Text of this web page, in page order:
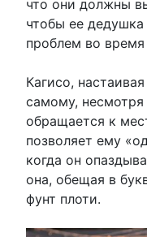
что они должны
чтобы ее
проблем во
Кагисо,
самому, несмотря
обращается к
позволяет ему
когда он
она, обещая в
фунт плоти.